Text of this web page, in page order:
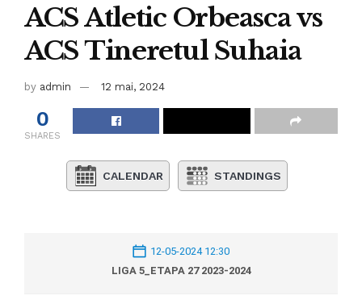
ACS Atletic Orbeasca vs
ACS Tineretul Suhaia
by admin 12 mai, 2024
0
SHARES
CALENDAR STANDINGS
12-05-2024 12:30
LIGA 5_ETAPA 27 2023-2024